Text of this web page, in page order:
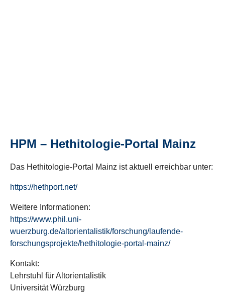
HPM – Hethitologie-Portal Mainz
Das Hethitologie-Portal Mainz ist aktuell erreichbar unter:
https://hethport.net/
Weitere Informationen:
https://www.phil.uni-
wuerzburg.de/altorientalistik/forschung/laufende-
forschungsprojekte/hethitologie-portal-mainz/
Kontakt:
Lehrstuhl für Altorientalistik
Universität Würzburg